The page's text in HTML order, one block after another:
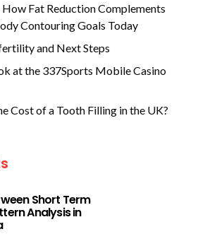
Fat Reduction Complements
Contouring Goals Today
and Next Steps
at the 337Sports Mobile Casino
Cost of a Tooth Filling in the UK?
Short Term
Analysis in